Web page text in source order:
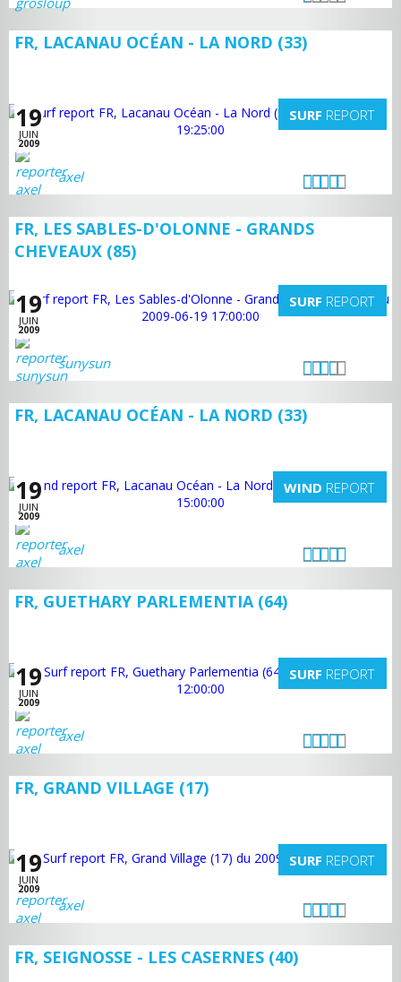
FR, LACANAU OCÉAN - LA NORD (33)
19
JUIN
2009
SURF REPORT
axel
FR, LES SABLES-D'OLONNE - GRANDS
CHEVEAUX (85)
19
JUIN
2009
SURF REPORT
sunysun
FR, LACANAU OCÉAN - LA NORD (33)
19
JUIN
2009
WIND REPORT
axel
FR, GUETHARY PARLEMENTIA (64)
19
JUIN
2009
SURF REPORT
axel
FR, GRAND VILLAGE (17)
19
JUIN
2009
SURF REPORT
axel
FR, SEIGNOSSE - LES CASERNES (40)